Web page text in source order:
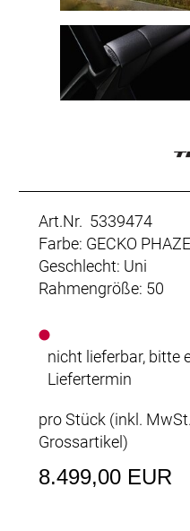
Art.Nr. 5339474
Farbe: GECKO PHAZE
Geschlecht: Uni
Rahmengröße: 50
nicht lieferbar, bitte
Liefertermin
pro Stück (inkl.
Grossartikel)
8.499,00 EUR